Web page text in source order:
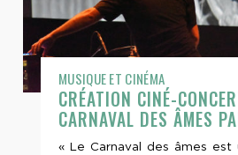
MUSIQUE ET CINÉMA
CRÉATION CINÉ-
CARNAVAL DES ÂMES
« Le Carnaval des âmes est